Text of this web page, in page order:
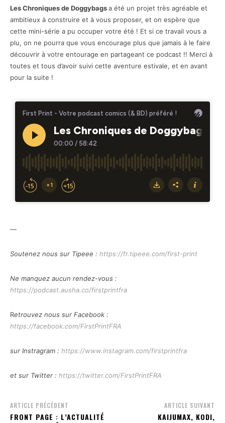
Les Chroniques de Doggybagsa été un projet très agréable et
ambitieux à construire et à vous proposer, et on espère que
cette mini-série a pu occuper votre été ! Et si ce travail vous a
plu, on ne pourra que vous encourage plus que jamais à le faire
découvrir à votre entourage en partageant ce podcast !! Merci à
toutes et tous d’avoir suivi cette aventure estivale, et en avant
pour la suite !
—
Soutenez nous sur Tipeee : https://fr.tipeee.com/first-print
Ne manquez aucun rendez-vous :
https://podcast.ausha.co/firstprintfra
Retrouvez nous sur Facebook :
https://facebook.com/FirstPrintFRA
sur Instragram : https://www.instagram.com/firstprintfra
et sur Twitter : https://twitter.com/FirstPrintFRA
ARTICLE PRÉCÉDENT
FRONT PAGE : L’ACTUALITÉ
ARTICLE SUIVANT
KAIJUMAX, KODI,